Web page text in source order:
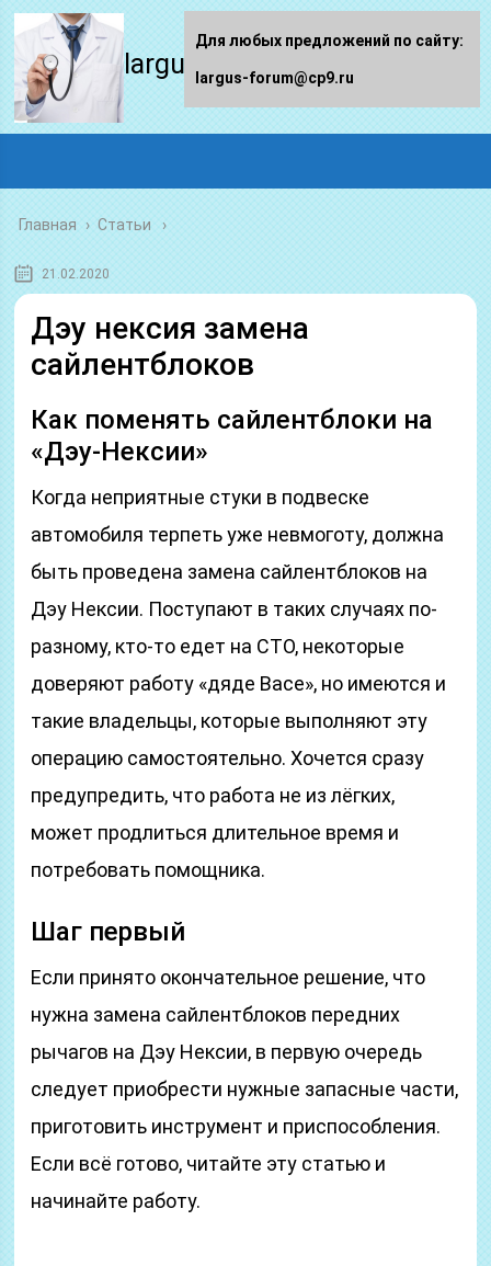
largus-forum.ru
Главная › Статьи
21.02.2020
Дэу нексия замена
сайлентблоков
Как поменять сайлентблоки на
«Дэу-Нексии»
Когда неприятные стуки в подвеске
автомобиля терпеть уже невмоготу, должна
быть проведена замена сайлентблоков на
Дэу Нексии. Поступают в таких случаях по-
разному, кто-то едет на СТО, некоторые
доверяют работу «дяде Васе», но имеются и
такие владельцы, которые выполняют эту
операцию самостоятельно. Хочется сразу
предупредить, что работа не из лёгких,
может продлиться длительное время и
потребовать помощника.
Шаг первый
Если принято окончательное решение, что
нужна замена сайлентблоков передних
рычагов на Дэу Нексии, в первую очередь
следует приобрести нужные запасные части,
приготовить инструмент и приспособления.
Если всё готово, читайте эту статью и
начинайте работу.
Для любых предложений по сайту:
largus-forum@cp9.ru